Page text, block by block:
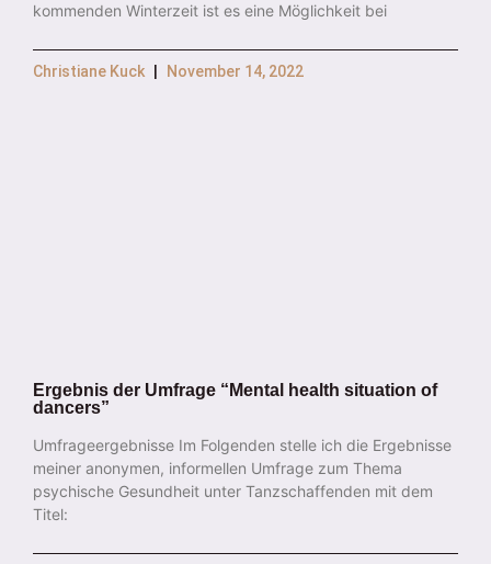
kommenden Winterzeit ist es eine Möglichkeit bei
Christiane Kuck November 14, 2022
Ergebnis der Umfrage “Mental health situation of
dancers”
Umfrageergebnisse Im Folgenden stelle ich die Ergebnisse
meiner anonymen, informellen Umfrage zum Thema
psychische Gesundheit unter Tanzschaffenden mit dem
Titel: